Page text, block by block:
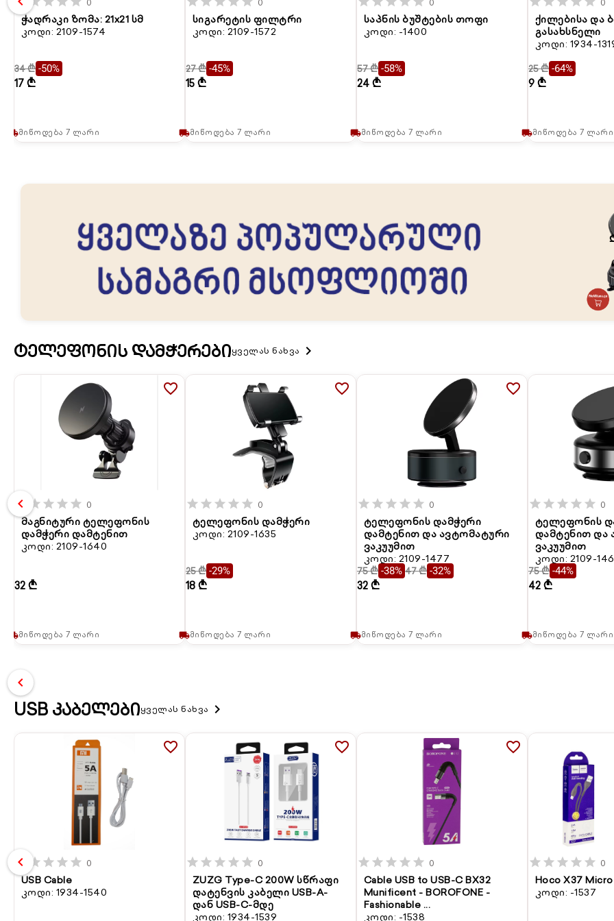
0
ჭადრაკი ზომა: 21x21 სმ
კოდი: 2109-1574
local_shippingმიწოდება 7 ლარი
34 ₾ -50%
17 ₾
0
სიგარეტის ფილტრი
კოდი: 2109-1572
local_shippingმიწოდება 7 ლარი
27 ₾ -45%
15 ₾
0
საპნის ბუშტების თოფი
კოდი: -1400
local_shippingმიწოდება 7 ლარი
57 ₾ -58%
24 ₾
0
ქილებისა და
გასახსნელი
კოდი: 1934-
local_shippingმიწოდება 7 ლარი
25 ₾ -64%
9 ₾
ᲢᲔᲚᲔᲤᲝᲜᲘᲡ ᲓᲐᲛᲭᲔᲠᲔᲑᲘყველას ნახვა keyboard_arrow_right
chevron_left
star star star star star 0
მაგნიტური ტელეფონის
დამჭერი დამტენით
კოდი: 2109-1640
local_shippingმიწოდება 7 ლარი
32 ₾
favorite_border
star star star star star 0
ტელეფონის დამჭერი
კოდი: 2109-1635
local_shippingმიწოდება 7 ლარი
25 ₾ -29%
18 ₾
favorite_border
star star star star star 0
ტელეფონის დამჭერი
დამტენით და ავტომატური
ვაკუუმით
კოდი: 2109-1477
local_shippingმიწოდება 7 ლარი
75 ₾ -38% 47 ₾ -32%
32 ₾
favorite_border
star star star star star 0
ტელეფონის
დამტენით და
ვაკუუმით
კოდი: 2109-
local_shippingმიწოდება 7 ლარი
75 ₾ -44%
42 ₾
chevron_left
USB ᲙᲐᲑᲔᲚᲔᲑᲘყველას ნახვა keyboard_arrow_right
chevron_left
star star star star star 0
USB Cable
კოდი: 1934-1540
favorite_border
star star star star star 0
ZUZG Type-C 200W სწრაფი
დატენვის კაბელი USB-A-
დან USB-C-მდე
კოდი: 1934-1539
favorite_border
star star star star star 0
Cable USB to USB-C BX32
Munificent - BOROFONE -
Fashionable ...
კოდი: -1538
favorite_border
star star star star star 0
Hoco X37
კოდი: -1537